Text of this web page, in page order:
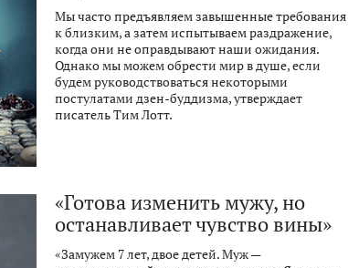
Мы часто предъявляем завышенные требования
к близким, а затем испытываем раздражение,
когда они не оправдывают наши ожидания.
Однако мы можем обрести мир в душе, если
будем руководствоваться некоторыми
постулатами дзен-буддизма, утверждает
писатель Тим Лотт.
«Готова изменить мужу, но
останавливает чувство вины»
«Замужем 7 лет, двое детей. Муж —